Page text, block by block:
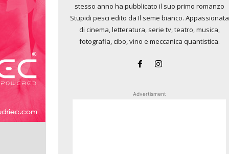
stesso anno ha pubblicato il suo primo romanzo
Stupidi pesci edito da Il seme bianco. Appassionata
di cinema, letteratura, serie tv, teatro, musica,
fotografia, cibo, vino e meccanica quantistica.
Advertisment